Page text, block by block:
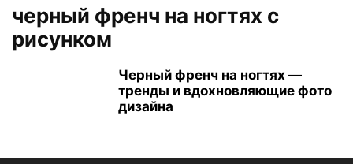
черный френч на ногтях с
рисунком
Черный френч на ногтях —
тренды и вдохновляющие фото
дизайна